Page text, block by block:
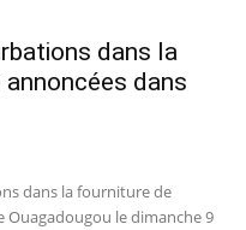
dans la
dans
dans la fourniture de
Ouagadougou le dimanche 9